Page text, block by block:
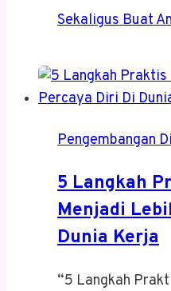
Sekaligus Buat
Pengembangan
5 Langkah
Menjadi
Dunia Kerja
“5 Langkah